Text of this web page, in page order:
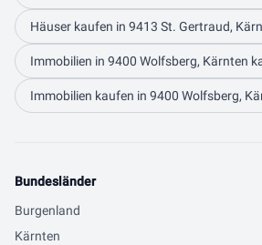
Häuser kaufen in 9413 St. Gertraud,
Immobilien in 9400 Wolfsberg, Kärnten
Immobilien kaufen in 9400 Wolfsberg,
Bundesländer
Burgenland
Kärnten